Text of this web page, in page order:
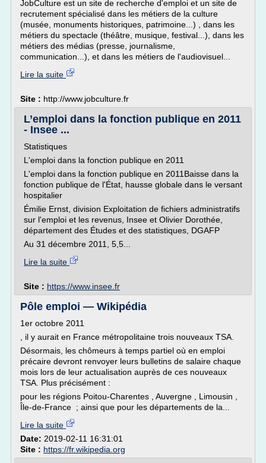
JobCulture est un site de recherche d'emploi et un site de
recrutement spécialisé dans les métiers de la culture
(musée, monuments historiques, patrimoine...) , dans les
métiers du spectacle (théâtre, musique, festival...), dans les
métiers des médias (presse, journalisme,
communication...), et dans les métiers de l'audiovisuel...
Lire la suite
Site : http://www.jobculture.fr
L’emploi dans la fonction publique en 2011
- Insee ...
Statistiques
L'emploi dans la fonction publique en 2011
L'emploi dans la fonction publique en 2011Baisse dans la
fonction publique de l'État, hausse globale dans le versant
hospitalier
Émilie Ernst, division Exploitation de fichiers administratifs
sur l'emploi et les revenus, Insee et Olivier Dorothée,
département des Études et des statistiques, DGAFP
Au 31 décembre 2011, 5,5...
Lire la suite
Site : https://www.insee.fr
Pôle emploi — Wikipédia
1er octobre 2011
, il y aurait en France métropolitaine trois nouveaux TSA.
Désormais, les chômeurs à temps partiel où en emploi
précaire devront renvoyer leurs bulletins de salaire chaque
mois lors de leur actualisation auprès de ces nouveaux
TSA. Plus précisément :
pour les régions Poitou-Charentes , Auvergne , Limousin ,
Île-de-France ; ainsi que pour les départements de la...
Lire la suite
Date: 2019-02-11 16:31:01
Site : https://fr.wikipedia.org